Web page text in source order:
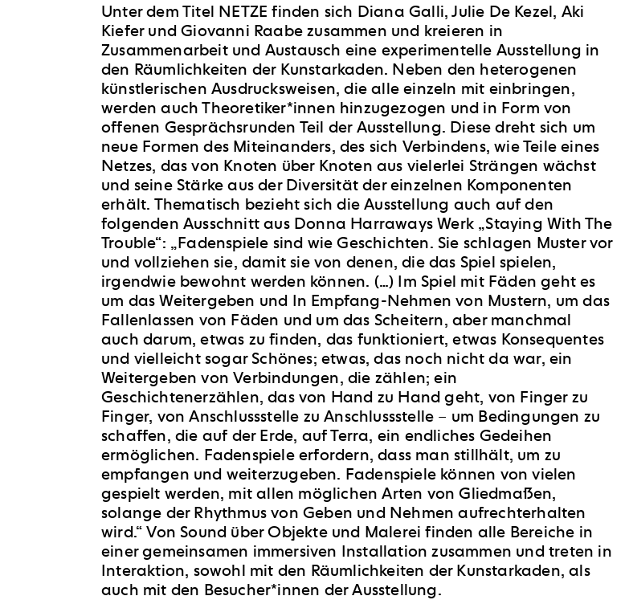
Unter dem Titel NETZE finden sich Diana Galli, Julie De Kezel, Aki
Kiefer und Giovanni Raabezusammen und kreieren in
Zusammenarbeit und Austausch eine experimentelle Ausstellung in
den Räumlichkeiten der Kunstarkaden. Neben den heterogenen
künstlerischen Ausdrucksweisen, die alle einzeln mit einbringen,
werden auch Theoretiker*innen hinzugezogen und in Form von
offenen Gesprächsrunden Teil der Ausstellung. Diese dreht sich um
neue Formen des Miteinanders, des sich Verbindens, wie Teile eines
Netzes, das von Knoten über Knoten aus vielerlei Strängen wächst
und seine Stärke aus der Diversität der einzelnen Komponenten
erhält. Thematisch bezieht sich die Ausstellung auch auf den
folgenden Ausschnitt aus Donna Harraways Werk „Staying With The
Trouble“: „Fadenspiele sind wie Geschichten. Sie schlagen Muster vor
und vollziehen sie, damit sie von denen, die das Spiel spielen,
irgendwie bewohnt werden können. (…) Im Spiel mit Fäden geht es
um das Weitergeben und In Empfang-Nehmen von Mustern, um das
Fallenlassen von Fäden und um das Scheitern, aber manchmal
auch darum, etwas zu finden, das funktioniert, etwas Konsequentes
und vielleicht sogar Schönes; etwas, das noch nicht da war, ein
Weitergeben von Verbindungen, die zählen; ein
Geschichtenerzählen, das von Hand zu Hand geht, von Finger zu
Finger, von Anschlussstelle zu Anschlussstelle – um Bedingungen zu
schaffen, die auf der Erde, auf Terra, ein endliches Gedeihen
ermöglichen. Fadenspiele erfordern, dass man stillhält, um zu
empfangen und weiterzugeben. Fadenspiele können von vielen
gespielt werden, mit allen möglichen Arten von Gliedmaßen,
solange der Rhythmus von Geben und Nehmen aufrechterhalten
wird.“Von Sound über Objekte und Malerei finden alle Bereiche in
einer gemeinsamen immersiven Installation zusammen und treten in
Interaktion, sowohl mit den Räumlichkeiten der Kunstarkaden, als
auch mit den Besucher*innen der Ausstellung.